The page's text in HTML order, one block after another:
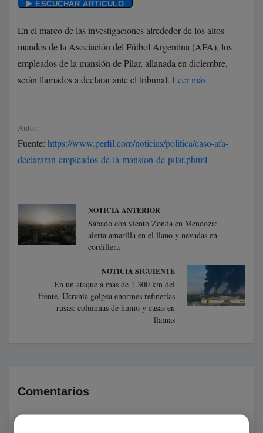
ESCUCHAR ARTÍCULO
En el marco de las investigaciones alrededor de los altos
mandos de la Asociación del Fútbol Argentina (AFA), los
empleados de la mansión de Pilar, allanada en diciembre,
serán llamados a declarar ante el tribunal. Leer más
Autor:
Fuente: https://www.perfil.com/noticias/politica/caso-afa-
declararan-empleados-de-la-mansion-de-pilar.phtml
NOTICIA ANTERIOR
Sábado con viento Zonda en Mendoza:
alerta amarilla en el llano y nevadas en
cordillera
NOTICIA SIGUIENTE
En un ataque a más de 1.300 km del
frente, Ucrania golpea enormes refinerías
rusas: columnas de humo y casas en
llamas
Comentarios